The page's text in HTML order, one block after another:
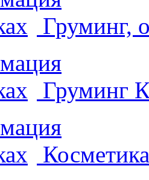
Груминг,
Груминг